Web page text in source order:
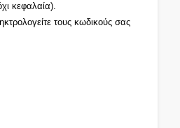
κεφαλαία).
τους κωδικούς σας